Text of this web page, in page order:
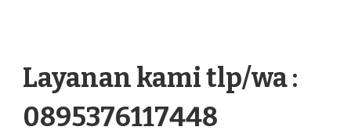
Layanan kami tlp/wa :
0895376117448